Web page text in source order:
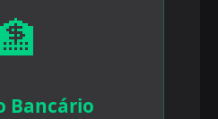
Bancário